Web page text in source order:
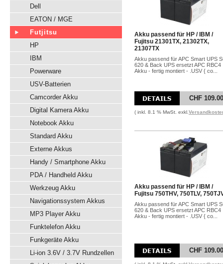
Dell
EATON / MGE
Futjitsu
HP
IBM
Powerware
USV-Batterien
Camcorder Akku
Digital Kamera Akku
Notebook Akku
Standard Akku
Externe Akkus
Handy / Smartphone Akku
PDA / Handheld Akku
Werkzeug Akku
Navigationssystem Akkus
MP3 Player Akku
Funktelefon Akku
Funkgeräte Akku
Li-ion 3.6V / 3.7V Rundzellen
Akku passend für HP / IBM /
Fujitsu 21301TX, 21302TX,
21307TX
Akku passend für APC Smart UPS
620 & Back UPS ersetzt APC RBC4
Akku - fertig montiert - .USV { co...
CHF 109.00
( inkl. 8.1 % MwSt. exkl.
Akku passend für HP / IBM /
Fujitsu 750THV, 750TLV,
Akku passend für APC Smart UPS
620 & Back UPS ersetzt APC RBC4
Akku - fertig montiert - .USV { co...
CHF 109.00